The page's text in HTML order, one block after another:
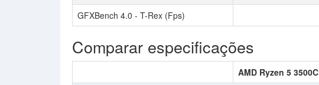
GFXBench 4.0 - T-Rex (Fps)
Comparar especificações
AMD Ryzen 5 3500C